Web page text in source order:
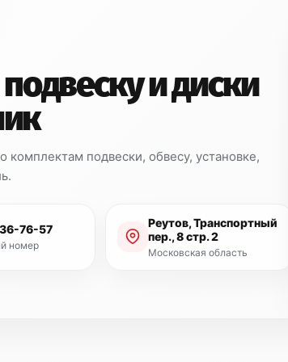
полный
Наша
гарантирует
и диски
подвески, обвесу, установке,
76-57
номер
Реутов, Транспортный
пер., 8 стр. 2
Московская область